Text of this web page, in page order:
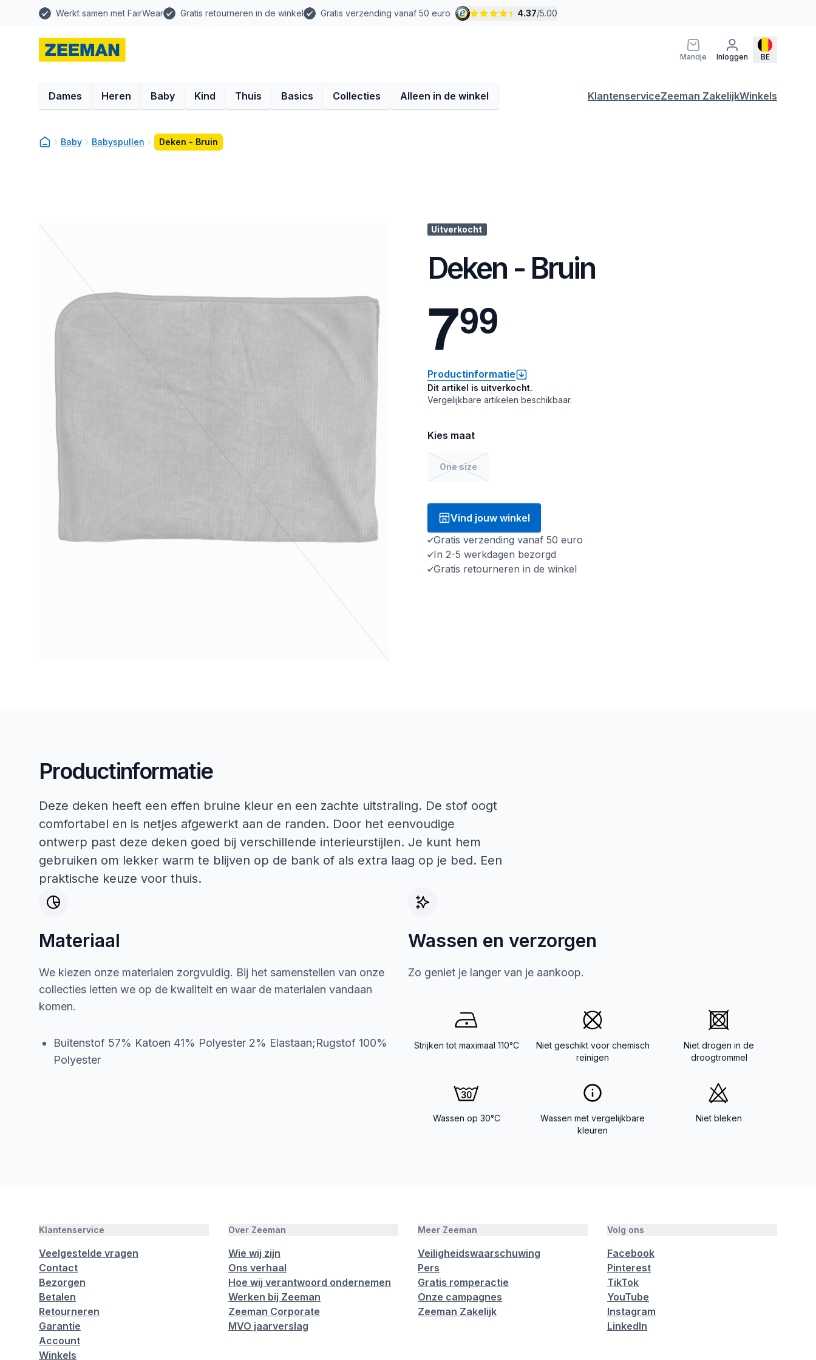
Werkt samen met FairWear Gratis retourneren in de winkel Gratis verzending vanaf 50 euro 4.37/5.00
Mandje Inloggen BE
Dames Heren Baby Kind Thuis Basics Collecties Alleen in de winkel KlantenserviceZeeman ZakelijkWinkels
Baby Babyspullen Deken - Bruin
Uitverkocht
Deken - Bruin
799
Productinformatie
Dit artikel is uitverkocht.
Vergelijkbare artikelen beschikbaar.
Kies maat
One size
Vind jouw winkel
Gratis verzending vanaf 50 euro
In 2-5 werkdagen bezorgd
Gratis retourneren in de winkel
Productinformatie
Deze deken heeft een effen bruine kleur en een zachte uitstraling. De stof oogt
comfortabel en is netjes afgewerkt aan de randen. Door het eenvoudige
ontwerp past deze deken goed bij verschillende interieurstijlen. Je kunt hem
gebruiken om lekker warm te blijven op de bank of als extra laag op je bed. Een
praktische keuze voor thuis.
Materiaal
We kiezen onze materialen zorgvuldig. Bij het samenstellen van onze
collecties letten we op de kwaliteit en waar de materialen vandaan
komen.
Buitenstof 57% Katoen 41% Polyester 2% Elastaan;Rugstof 100%
Polyester
Wassen en verzorgen
Zo geniet je langer van je aankoop.
Strijken tot maximaal 110°C
Niet geschikt voor chemisch
reinigen
Niet drogen in de
droogtrommel
Wassen op 30°C
Wassen met vergelijkbare
kleuren
Niet bleken
Klantenservice
Veelgestelde vragen
Contact
Bezorgen
Betalen
Retourneren
Garantie
Account
Winkels
Over Zeeman
Wie wij zijn
Ons verhaal
Hoe wij verantwoord ondernemen
Werken bij Zeeman
Zeeman Corporate
MVO jaarverslag
Meer Zeeman
Veiligheidswaarschuwing
Pers
Gratis romperactie
Onze campagnes
Zeeman Zakelijk
Volg ons
Facebook
Pinterest
TikTok
YouTube
Instagram
LinkedIn